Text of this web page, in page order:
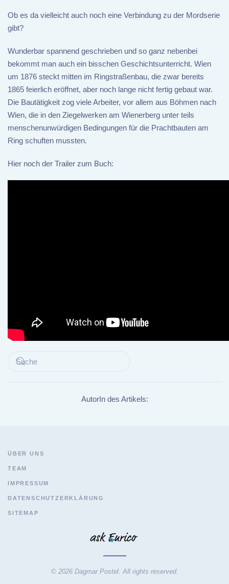
Ob es da vielleicht auch noch eine Verbindung zu der Mordserie
gibt?
Wunderbar spannend geschrieben und so ganz nebenbei
bekommt man auch ein bisschen Geschichtsunterricht. Wien
um 1876 steckt mitten im Ringstraßenbau, die zwar bereits
1865 feierlich eröffnet, aber noch lange nicht fertig gebaut war.
Die Bautätigkeit zog viele Arbeiter, vor allem aus Böhmen nach
Wien, die in den Ziegelwerken am Wienerberg unter teils
menschenunwürdigen Bedingungen für die Prachtbauten am
Ring schuften mussten.
Hier noch der Trailer zum Buch:
AutorIn des Artikels:
ÜBER UNS
TEAM
IMPRESSUM
DATENSCHUTZERKLÄRUNG
SITEMAP
© 2026 Dagmar Postel. All rights reserved.